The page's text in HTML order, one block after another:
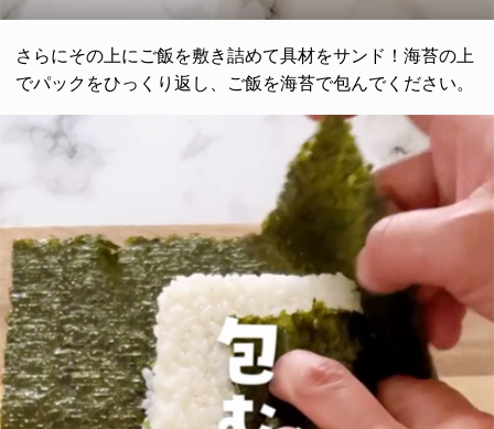
さらにその上にご飯を敷き詰めて具材をサンド！海苔の上
でパックをひっくり返し、ご飯を海苔で包んでください。